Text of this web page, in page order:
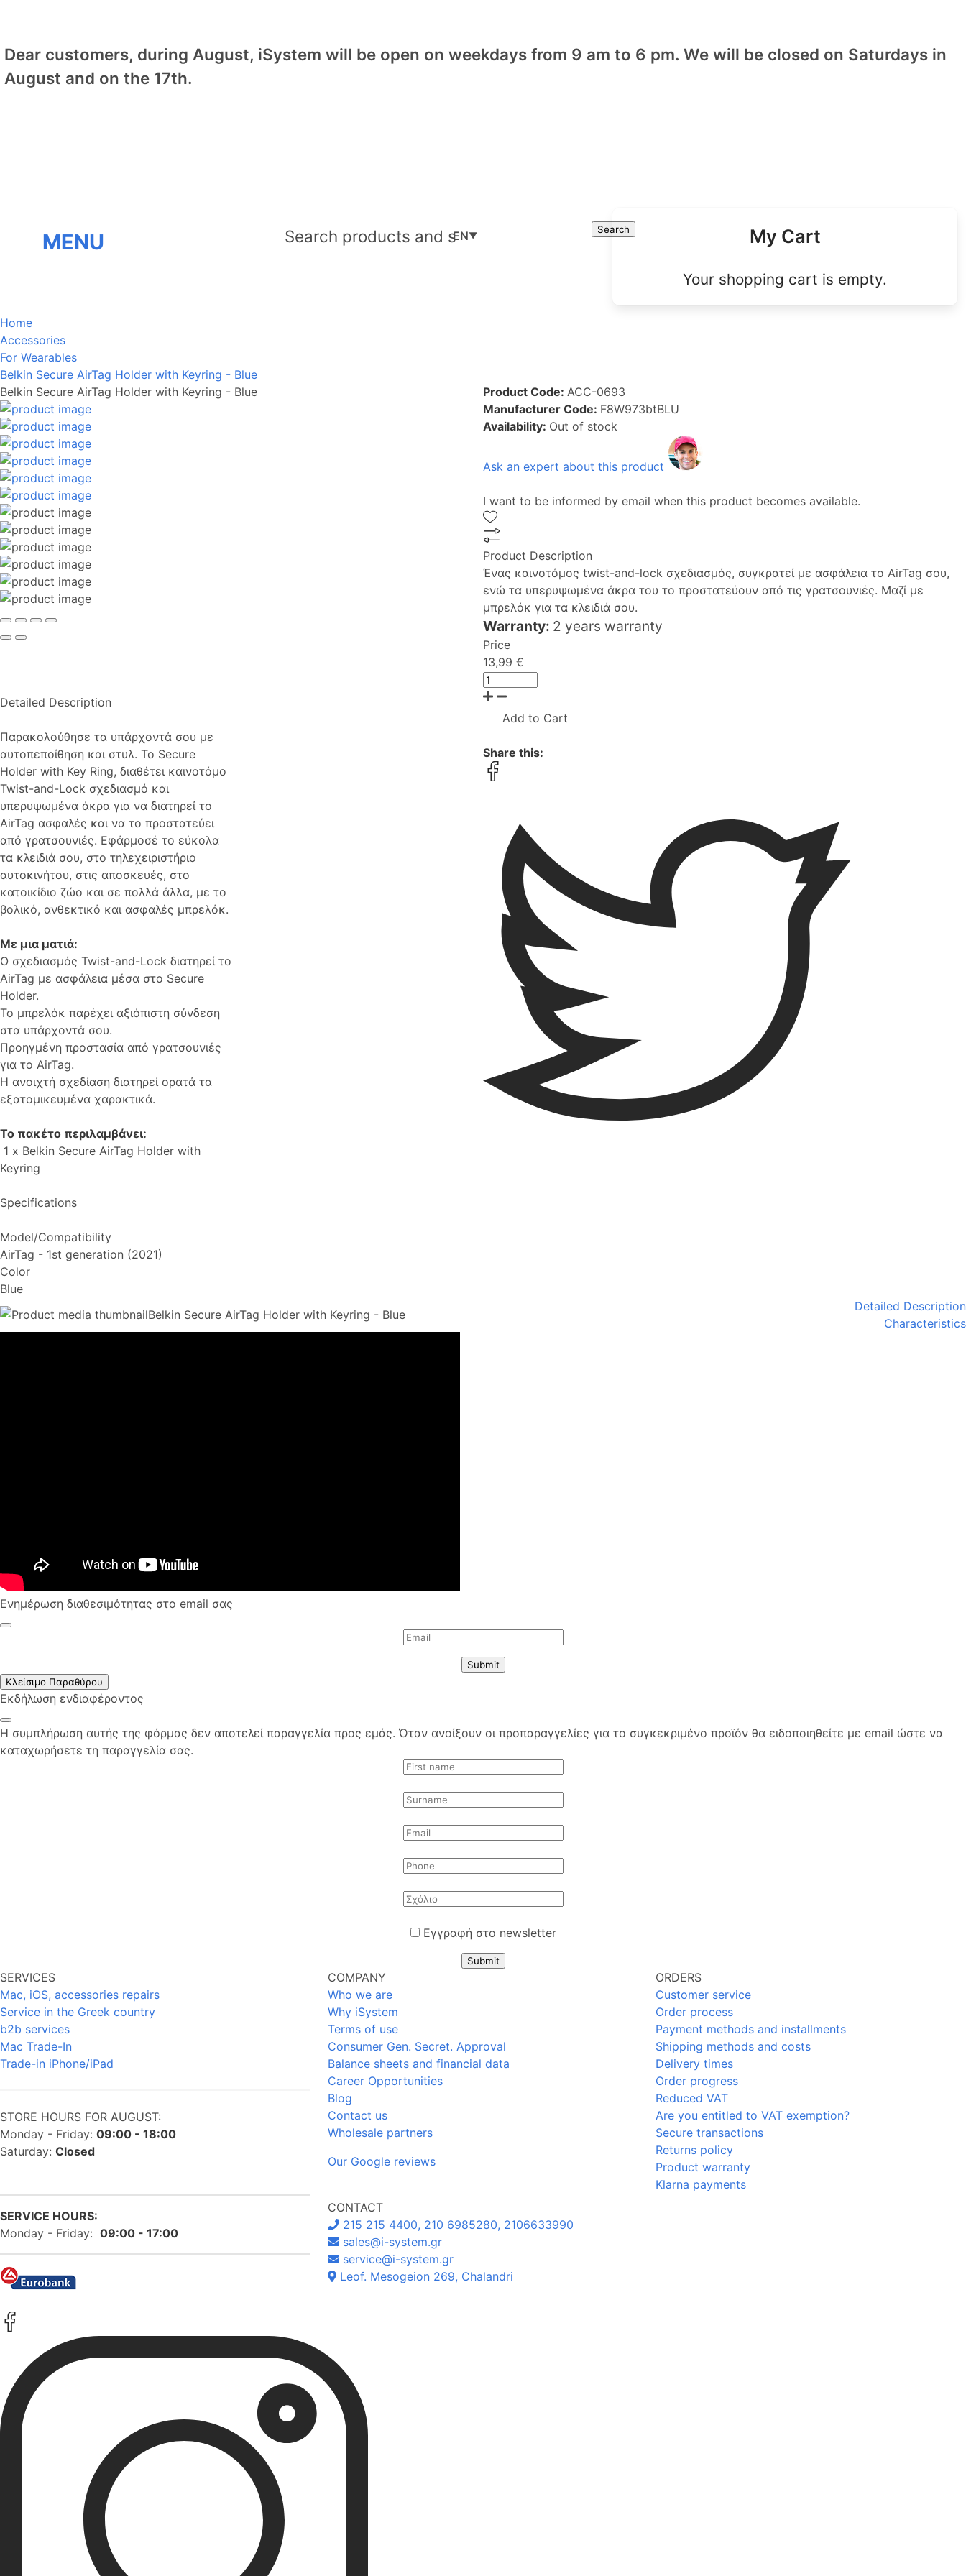
Dear customers, during August, iSystem will be open on weekdays from 9 am to 6 pm. We will be closed on Saturdays in
August and on the 17th.
MENU
Search Search
EN▼ My Cart
Your shopping cart is empty.
Home
Accessories
For Wearables
Belkin Secure AirTag Holder with Keyring - Blue
Belkin Secure AirTag Holder with Keyring - Blue
Detailed Description
Παρακολούθησε τα υπάρχοντά σου με
αυτοπεποίθηση και στυλ. Το Secure
Holder with Key Ring, διαθέτει καινοτόμο
Twist-and-Lock σχεδιασμό και
υπερυψωμένα άκρα για να διατηρεί το
AirTag ασφαλές και να το προστατεύει
από γρατσουνιές. Εφάρμοσέ το εύκολα
τα κλειδιά σου, στο τηλεχειριστήριο
αυτοκινήτου, στις αποσκευές, στο
κατοικίδιο ζώο και σε πολλά άλλα, με το
βολικό, ανθεκτικό και ασφαλές μπρελόκ.
Με μια ματιά:
Ο σχεδιασμός Twist-and-Lock διατηρεί το
AirTag με ασφάλεια μέσα στο Secure
Holder.
Το μπρελόκ παρέχει αξιόπιστη σύνδεση
στα υπάρχοντά σου.
Προηγμένη προστασία από γρατσουνιές
για το AirTag.
Η ανοιχτή σχεδίαση διατηρεί ορατά τα
εξατομικευμένα χαρακτικά.
Το πακέτο περιλαμβάνει:
1 x Belkin Secure AirTag Holder with
Keyring
Specifications
Model/Compatibility
AirTag - 1st generation (2021)
Color
Blue
Product Code: ACC-0693
Manufacturer Code: F8W973btBLU
Availability: Out of stock
Ask an expert about this product
I want to be informed by email when this product becomes available.
Product Description
Ένας καινοτόμος twist-and-lock σχεδιασμός, συγκρατεί με ασφάλεια το AirTag σου,
ενώ τα υπερυψωμένα άκρα του το προστατεύουν από τις γρατσουνιές. Μαζί με
μπρελόκ για τα κλειδιά σου.
Warranty: 2 years warranty
Price
13,99 €
Add to Cart
Share this:
Belkin Secure AirTag Holder with Keyring - Blue
Detailed Description
Characteristics
Ενημέρωση διαθεσιμότητας στο email σας
Submit
Κλείσιμο Παραθύρου
Εκδήλωση ενδιαφέροντος
Η συμπλήρωση αυτής της φόρμας δεν αποτελεί παραγγελία προς εμάς. Όταν ανοίξουν οι προπαραγγελίες για το συγκεκριμένο προϊόν θα ειδοποιηθείτε με email ώστε να
καταχωρήσετε τη παραγγελία σας.
Εγγραφή στο newsletter
Submit
SERVICES
Mac, iOS, accessories repairs
Service in the Greek country
b2b services
Mac Trade-In
Trade-in iPhone/iPad
STORE HOURS FOR AUGUST:
Monday - Friday: 09:00 - 18:00
Saturday: Closed
SERVICE HOURS:
Monday - Friday: 09:00 - 17:00
COMPANY
Who we are
Why iSystem
Terms of use
Consumer Gen. Secret. Approval
Balance sheets and financial data
Career Opportunities
Blog
Contact us
Wholesale partners
Our Google reviews
CONTACT
215 215 4400, 210 6985280, 2106633990
sales@i-system.gr
service@i-system.gr
Leof. Mesogeion 269, Chalandri
ORDERS
Customer service
Order process
Payment methods and installments
Shipping methods and costs
Delivery times
Order progress
Reduced VAT
Are you entitled to VAT exemption?
Secure transactions
Returns policy
Product warranty
Klarna payments